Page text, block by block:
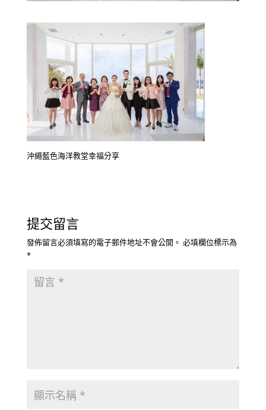
沖繩藍色海洋教堂幸福分享
提交留言
發佈留言必須填寫的電子郵件地址不會公開。 必填欄位標示為
*